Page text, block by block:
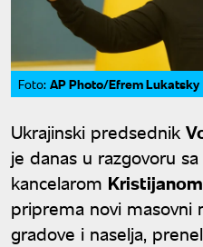
Foto: AP Photo/Efrem Lukatsky
Ukrajinski predsednik
je danas u razgovoru
kancelarom
priprema novi masovni
gradove i naselja,